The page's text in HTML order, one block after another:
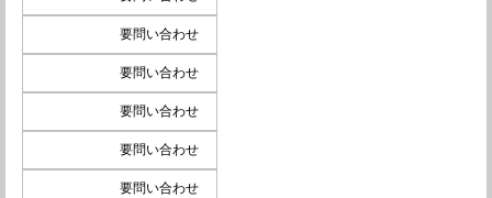
要問い合わせ
要問い合わせ
要問い合わせ
要問い合わせ
要問い合わせ